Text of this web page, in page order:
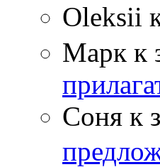
Oleksii
Марк к
Соня к